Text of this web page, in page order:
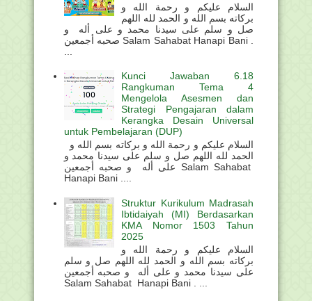
السلام عليكم و رحمة الله و
بركاته بسم الله و الحمد لله اللهم
صل و سلم على سيدنا محمد و على أله و
صحبه أجمعين Salam Sahabat Hanapi Bani .
Kunci Jawaban 6.18
Rangkuman Tema 4
Mengelola Asesmen dan
Strategi Pengajaran dalam
Kerangka Desain Universal
untuk Pembelajaran (DUP)
الحمد لله اللهم صل و سلم على سيدنا محمد و
على أله و صحبه أجمعين Salam Sahabat
Hanapi Bani ....
Struktur Kurikulum Madrasah
Ibtidaiyah (MI) Berdasarkan
KMA Nomor 1503 Tahun
2025
السلام عليكم و رحمة الله و
بركاته بسم الله و الحمد لله اللهم صل و سلم
على سيدنا محمد و على أله و صحبه أجمعين
Salam Sahabat Hanapi Bani . ...